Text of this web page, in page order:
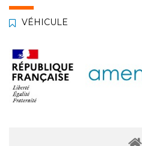
VÉHICULE